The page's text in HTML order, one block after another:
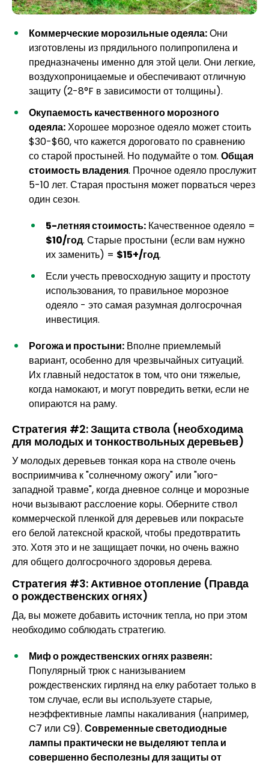
Коммерческие морозильные одеяла:Они
изготовлены из прядильного полипропилена и
предназначены именно для этой цели. Они легкие,
воздухопроницаемые и обеспечивают отличную
защиту (2-8°F в зависимости от толщины).
Окупаемость качественного морозного
одеяла:Хорошее морозное одеяло может стоить
$30-$60, что кажется дороговато по сравнению
со старой простыней. Но подумайте о том. Общая
стоимость владения. Прочное одеяло прослужит
5-10 лет. Старая простыня может порваться через
один сезон.
5-летняя стоимость: Качественное одеяло =
$10/год. Старые простыни (если вам нужно
их заменить) = $15+/год.
Если учесть превосходную защиту и простоту
использования, то правильное морозное
одеяло - это самая разумная долгосрочная
инвестиция.
Рогожа и простыни: Вполне приемлемый
вариант, особенно для чрезвычайных ситуаций.
Их главный недостаток в том, что они тяжелые,
когда намокают, и могут повредить ветки, если не
опираются на раму.
Стратегия #2: Защита ствола (необходима
для молодых и тонкоствольных деревьев)
У молодых деревьев тонкая кора на стволе очень
восприимчива к "солнечному ожогу" или "юго-
западной травме", когда дневное солнце и морозные
ночи вызывают расслоение коры. Оберните ствол
коммерческой пленкой для деревьев или покрасьте
его белой латексной краской, чтобы предотвратить
это. Хотя это и не защищает почки, но очень важно
для общего долгосрочного здоровья дерева.
Стратегия #3: Активное отопление (Правда
о рождественских огнях)
Да, вы можете добавить источник тепла, но при этом
необходимо соблюдать стратегию.
Миф о рождественских огнях развеян:
Популярный трюк с нанизыванием
рождественских гирлянд на елку работает только в
том случае, если вы используете старые,
неэффективные лампы накаливания (например,
C7 или C9). Современные светодиодные
лампы практически не выделяют тепла и
совершенно бесполезны для защиты от